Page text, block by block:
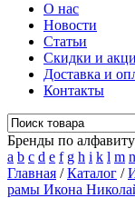
О нас
Новости
Статьи
Скидки и
Доставка и
Контакты
Бренды по
a b c d e f g h i k l m n
Главная /Каталог /
рамы Икона